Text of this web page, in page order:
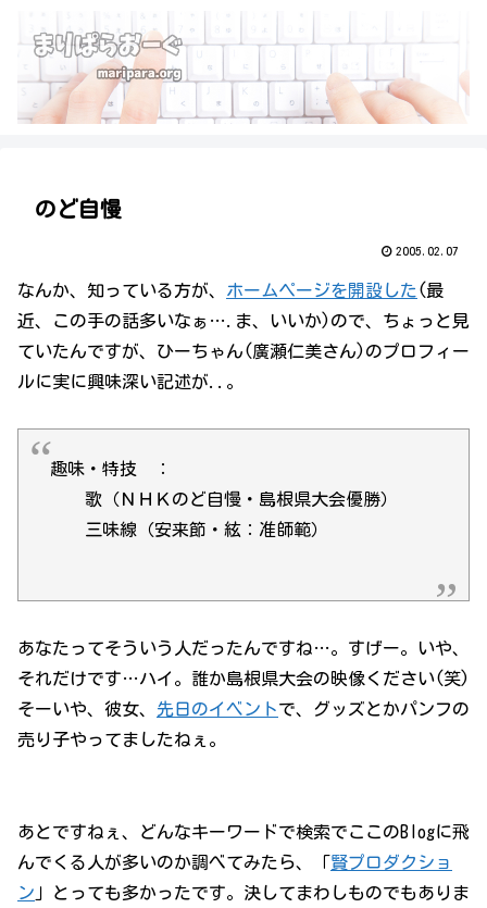
のど自慢
2005.02.07
なんか、知っている方が、 ホームページを開設した (最
近、この手の話多いなぁ….ま、いいか)ので、ちょっと見
ていたんですが、ひーちゃん(廣瀬仁美さん)のプロフィー
ルに実に興味深い記述が..。
趣味・特技 ：
歌（ＮＨＫのど自慢・島根県大会優勝）
三味線（安来節・絃：准師範）
あなたってそういう人だったんですね…。すげー。いや、
それだけです…ハイ。誰か島根県大会の映像ください(笑)
そーいや、彼女、 先日のイベントで、グッズとかパンフの
売り子やってましたねぇ。
あとですねぇ、どんなキーワードで検索でここのBlogに飛
んでくる人が多いのか調べてみたら、「賢プロダクショ
ン 」とっても多かったです。決してまわしものでもありま